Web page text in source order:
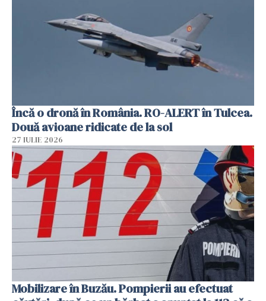
Încă o dronă în România. RO-ALERT în Tulcea.
Două avioane ridicate de la sol
27 IULIE 2026
Mobilizare în Buzău. Pompierii au efectuat